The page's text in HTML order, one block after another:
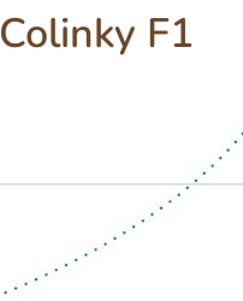
Colinky F1